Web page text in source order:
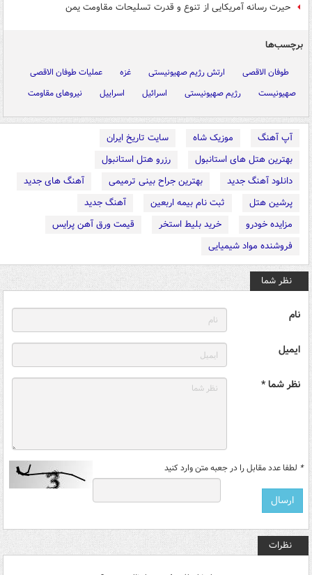
حیرت رسانه آمریکایی از تنوع و قدرت تسلیحات مقاومت یمن
برچسب‌ها
طوفان الاقصی ارتش رژیم صهیونیستی غزه
عملیات طوفان الاقصی
صهیونیست
رژیم صهیونیستی اسرائیل اسراییل نیروهای مقاومت
آپ آهنگ موزیک شاه
سایت تاریخ ایران
بهترین هتل های استانبول
رزرو هتل استانبول
دانلود آهنگ جدید
بهترین جراح بینی ترمیمی
آهنگ های جدید
پرشین هتل
ثبت نام بیمه اربعین
آهنگ جدید
مزایده خودرو
خرید بلیط استخر
قیمت ورق آهن پرایس
فروشنده مواد شیمیایی
نظر شما
نام
ایمیل
نظر شما *
* لطفا عدد مقابل را در جعبه متن وارد کنید
نظرات